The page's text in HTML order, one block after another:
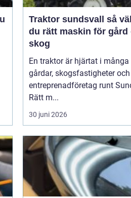
Traktor sundsvall så väljer
du rätt maskin för gård
skog
En traktor är hjärtat i många
gårdar, skogsfastigheter och
entreprenadföretag runt
Rätt m...
30 juni 2026